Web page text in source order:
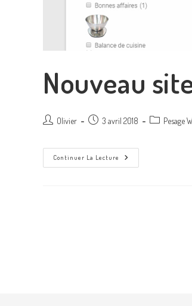
Nouveau
Olivier 3 avril 2018 Pesage
Continuer La Lecture